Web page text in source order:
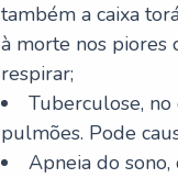
também a caixa
à morte nos piores
respirar;
Tuberculose,
pulmões. Pode
Apneia do